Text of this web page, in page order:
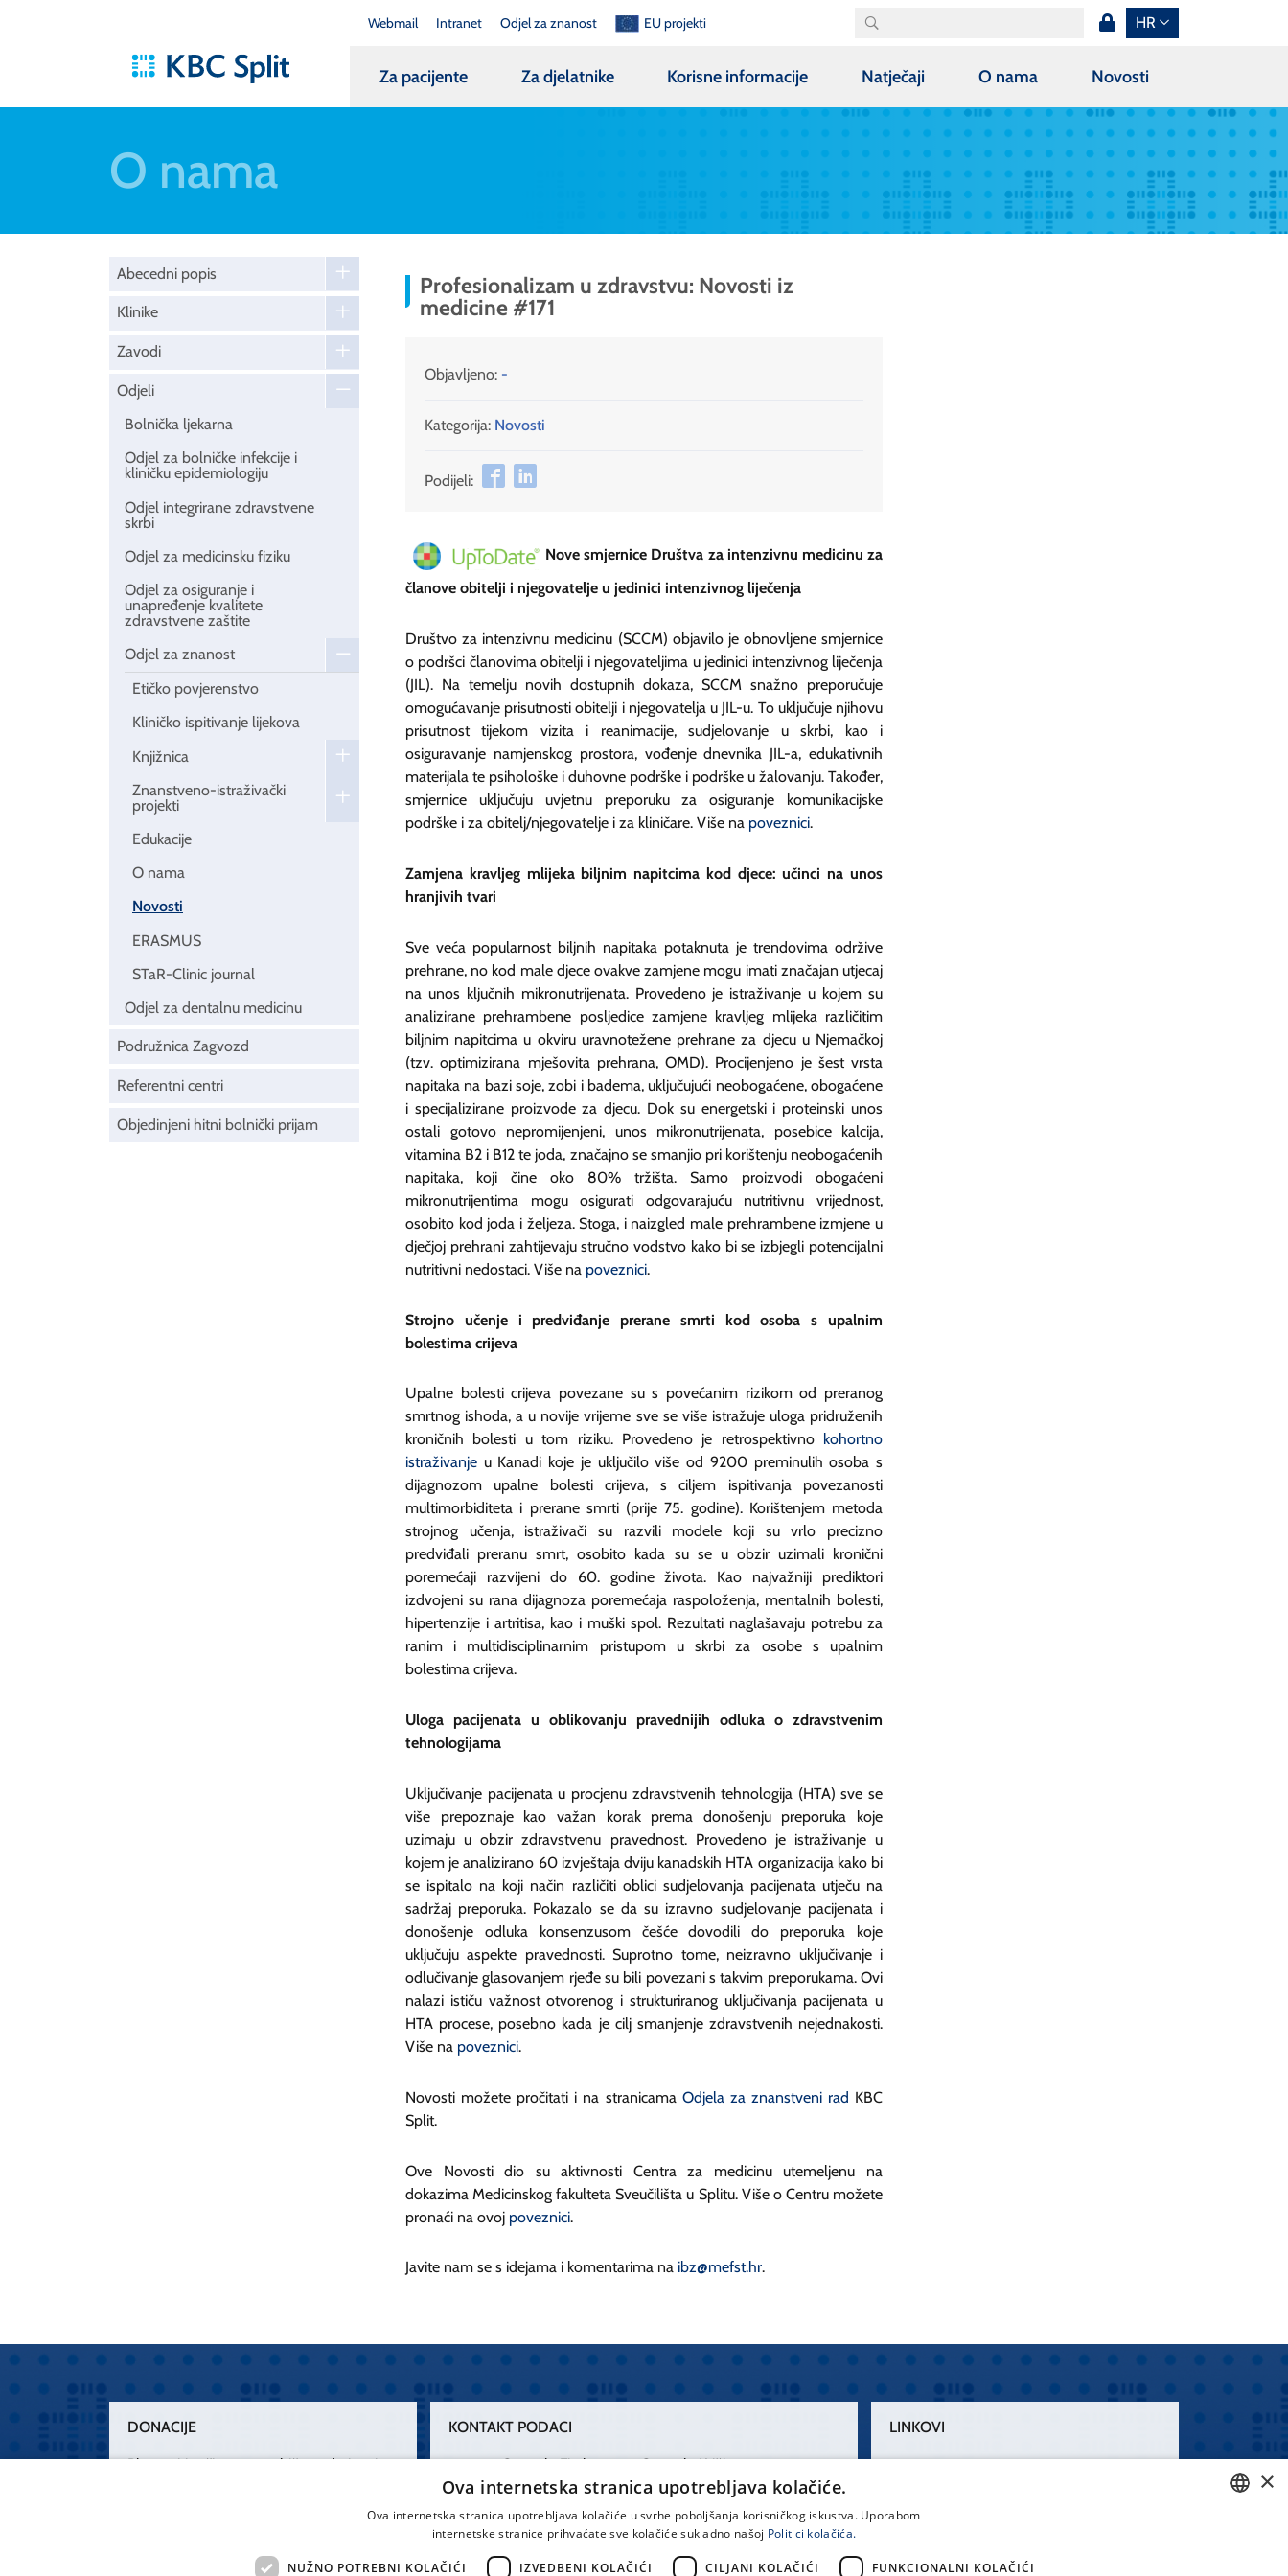
Webmail Intranet Odjel za znanost EU projekti HR
Za pacijente Za djelatnike Korisne informacije Natječaji O nama Novosti
O nama
Abecedni popis
Klinike
Zavodi
Odjeli
Bolnička ljekarna
Odjel za bolničke infekcije i
kliničku epidemiologiju
Odjel integrirane zdravstvene
skrbi
Odjel za medicinsku fiziku
Odjel za osiguranje i
unapređenje kvalitete
zdravstvene zaštite
Odjel za znanost
Etičko povjerenstvo
Kliničko ispitivanje lijekova
Knjižnica
Znanstveno-istraživački
projekti
Edukacije
O nama
Novosti
ERASMUS
STaR-Clinic journal
Odjel za dentalnu medicinu
Podružnica Zagvozd
Referentni centri
Objedinjeni hitni bolnički prijam
Profesionalizam u zdravstvu: Novosti iz
medicine #171
Objavljeno: -
Kategorija: Novosti
Podijeli:
Nove smjernice Društva za intenzivnu medicinu za
članove obitelji i njegovatelje u jedinici intenzivnog liječenja
Društvo za intenzivnu medicinu (SCCM) objavilo je obnovljene smjernice
o podršci članovima obitelji i njegovateljima u jedinici intenzivnog liječenja
(JIL). Na temelju novih dostupnih dokaza, SCCM snažno preporučuje
omogućavanje prisutnosti obitelji i njegovatelja u JIL-u. To uključuje njihovu
prisutnost tijekom vizita i reanimacije, sudjelovanje u skrbi, kao i
osiguravanje namjenskog prostora, vođenje dnevnika JIL-a, edukativnih
materijala te psihološke i duhovne podrške i podrške u žalovanju. Također,
smjernice uključuju uvjetnu preporuku za osiguranje komunikacijske
podrške i za obitelj/njegovatelje i za kliničare. Više na poveznici.
Zamjena kravljeg mlijeka biljnim napitcima kod djece: učinci na unos
hranjivih tvari
Sve veća popularnost biljnih napitaka potaknuta je trendovima održive
prehrane, no kod male djece ovakve zamjene mogu imati značajan utjecaj
na unos ključnih mikronutrijenata. Provedeno je istraživanje u kojem su
analizirane prehrambene posljedice zamjene kravljeg mlijeka različitim
biljnim napitcima u okviru uravnotežene prehrane za djecu u Njemačkoj
(tzv. optimizirana mješovita prehrana, OMD). Procijenjeno je šest vrsta
napitaka na bazi soje, zobi i badema, uključujući neobogaćene, obogaćene
i specijalizirane proizvode za djecu. Dok su energetski i proteinski unos
ostali gotovo nepromijenjeni, unos mikronutrijenata, posebice kalcija,
vitamina B2 i B12 te joda, značajno se smanjio pri korištenju neobogaćenih
napitaka, koji čine oko 80% tržišta. Samo proizvodi obogaćeni
mikronutrijentima mogu osigurati odgovarajuću nutritivnu vrijednost,
osobito kod joda i željeza. Stoga, i naizgled male prehrambene izmjene u
dječjoj prehrani zahtijevaju stručno vodstvo kako bi se izbjegli potencijalni
nutritivni nedostaci. Više na poveznici.
Strojno učenje i predviđanje prerane smrti kod osoba s upalnim
bolestima crijeva
Upalne bolesti crijeva povezane su s povećanim rizikom od preranog
smrtnog ishoda, a u novije vrijeme sve se više istražuje uloga pridruženih
kroničnih bolesti u tom riziku. Provedeno je retrospektivno kohortno
istraživanje u Kanadi koje je uključilo više od 9200 preminulih osoba s
dijagnozom upalne bolesti crijeva, s ciljem ispitivanja povezanosti
multimorbiditeta i prerane smrti (prije 75. godine). Korištenjem metoda
strojnog učenja, istraživači su razvili modele koji su vrlo precizno
predviđali preranu smrt, osobito kada su se u obzir uzimali kronični
poremećaji razvijeni do 60. godine života. Kao najvažniji prediktori
izdvojeni su rana dijagnoza poremećaja raspoloženja, mentalnih bolesti,
hipertenzije i artritisa, kao i muški spol. Rezultati naglašavaju potrebu za
ranim i multidisciplinarnim pristupom u skrbi za osobe s upalnim
bolestima crijeva.
Uloga pacijenata u oblikovanju pravednijih odluka o zdravstvenim
tehnologijama
Uključivanje pacijenata u procjenu zdravstvenih tehnologija (HTA) sve se
više prepoznaje kao važan korak prema donošenju preporuka koje
uzimaju u obzir zdravstvenu pravednost. Provedeno je istraživanje u
kojem je analizirano 60 izvještaja dviju kanadskih HTA organizacija kako bi
se ispitalo na koji način različiti oblici sudjelovanja pacijenata utječu na
sadržaj preporuka. Pokazalo se da su izravno sudjelovanje pacijenata i
donošenje odluka konsenzusom češće dovodili do preporuka koje
uključuju aspekte pravednosti. Suprotno tome, neizravno uključivanje i
odlučivanje glasovanjem rjeđe su bili povezani s takvim preporukama. Ovi
nalazi ističu važnost otvorenog i strukturiranog uključivanja pacijenata u
HTA procese, posebno kada je cilj smanjenje zdravstvenih nejednakosti.
Više na poveznici.
Novosti možete pročitati i na stranicama Odjela za znanstveni rad KBC
Split.
Ove Novosti dio su aktivnosti Centra za medicinu utemeljenu na
dokazima Medicinskog fakulteta Sveučilišta u Splitu. Više o Centru možete
pronaći na ovoj poveznici.
Javite nam se s idejama i komentarima na ibz@mefst.hr.
DONACIJE
Plemenitim činom nesebičnog darivanja
„Zarazimo“ se dobrotom, donirajmo od
KONTAKT PODACI
Centrala Firule
021 556 111
Centrala Križine
021 557 111
Spinčićeva 1,
21000 Split
office@kbsplit.hr
LINKOVI
×
Ova internetska stranica upotrebljava kolačiće.
Ova internetska stranica upotrebljava kolačiće u svrhe poboljšanja korisničkog iskustva. Uporabom
internetske stranice prihvaćate sve kolačiće sukladno našoj Politici kolačića.
NUŽNO POTREBNI KOLAČIĆI IZVEDBENI KOLAČIĆI CILJANI KOLAČIĆI FUNKCIONALNI KOLAČIĆI